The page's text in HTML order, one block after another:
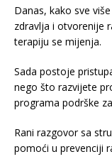
Danas, kako sve
zdravlja i otvorenije
terapiju se mijenja.
Sada postoje
nego što razvijete
programa podrške
Rani razgovor sa
pomoći u prevenciji